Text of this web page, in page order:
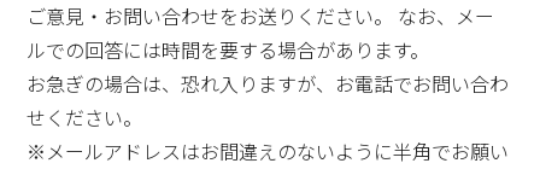
ご意見・お問い合わせをお送りください。 なお、メー
ルでの回答には時間を要する場合があります。
お急ぎの場合は、恐れ入りますが、お電話でお問い合わ
せください。
※メールアドレスはお間違えのないように半角でお願い